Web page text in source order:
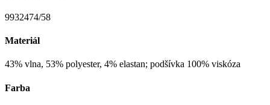
9932474/58
Materiál
43% vlna, 53% polyester, 4% elastan; podšívka 100% viskóza
Farba